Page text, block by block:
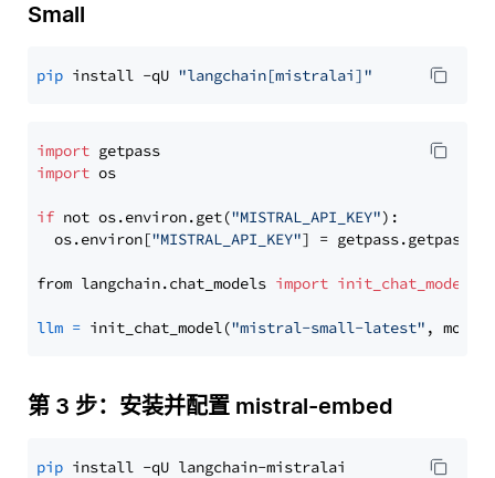
Small
pip install -qU "langchain[mistralai]"
import
import os
if not os.environ.get("MISTRAL_API_KEY"):
  os.environ[
"MISTRAL_API_KEY"] = getpass.getpass(
from langchain.chat_models import init_chat_model
llm = init_chat_model("mistral-small-latest" ,
第 3 步：安装并配置 mistral-embed
pip